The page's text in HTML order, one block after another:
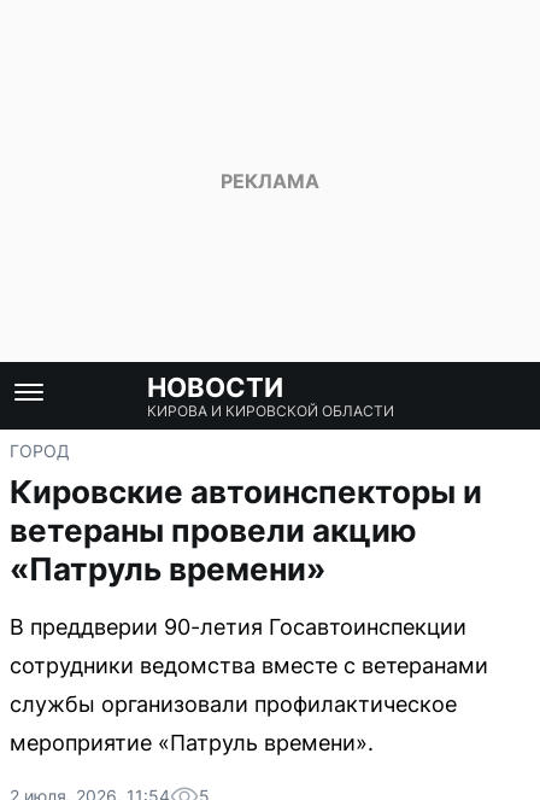
НОВОСТИ
КИРОВА И КИРОВСКОЙ ОБЛАСТИ
ГОРОД
Кировские автоинспекторы и
ветераны провели акцию
«Патруль времени»
В преддверии 90-летия Госавтоинспекции
сотрудники ведомства вместе с ветеранами
службы организовали профилактическое
мероприятие «Патруль времени».
2 июля, 2026, 11:54 5